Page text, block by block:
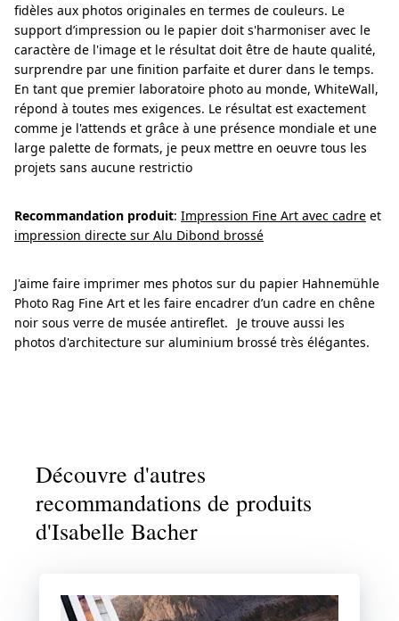
fidèles aux photos originales en termes de couleurs. Le
support d’impression ou le papier doit s'harmoniser avec le
caractère de l'image et le résultat doit être de haute qualité,
surprendre par une finition parfaite et durer dans le temps.
En tant que premier laboratoire photo au monde, WhiteWall,
répond à toutes mes exigences. Le résultat est exactement
comme je l'attends et grâce à une présence mondiale et une
large palette de formats, je peux mettre en oeuvre tous les
projets sans aucune restrictio
Recommandation produit: Impression Fine Art avec cadre et
impression directe sur Alu Dibond brossé
J'aime faire imprimer mes photos sur du papier Hahnemühle
Photo Rag Fine Art et les faire encadrer d’un cadre en chêne
noir sous verre de musée antireflet. Je trouve aussi les
photos d'architecture sur aluminium brossé très élégantes.
Découvre d'autres
recommandations de produits
d'Isabelle Bacher